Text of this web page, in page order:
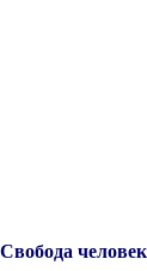
Свобода